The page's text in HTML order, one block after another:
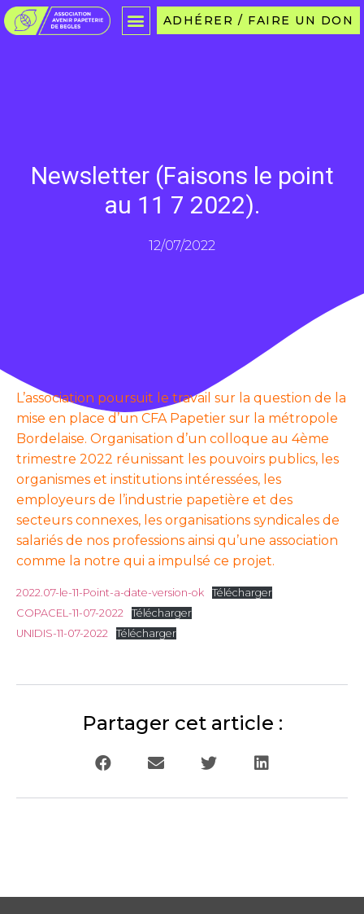
ADHÉRER / FAIRE UN DON
Newsletter (Faisons le point
au 11 7 2022).
12/07/2022
L’association poursuit le travail sur la question de la
mise en place d’un CFA Papetier sur la métropole
Bordelaise. Organisation d’un colloque au 4ème
trimestre 2022 réunissant les pouvoirs publics, les
organismes et institutions intéressées, les
employeurs de l’industrie papetière et des
secteurs connexes, les organisations syndicales de
salariés de nos professions ainsi qu’une association
comme la notre qui a impulsé ce projet.
2022.07-le-11-Point-a-date-version-ok
Télécharger
COPACEL-11-07-2022
Télécharger
UNIDIS-11-07-2022
Télécharger
Partager cet article :